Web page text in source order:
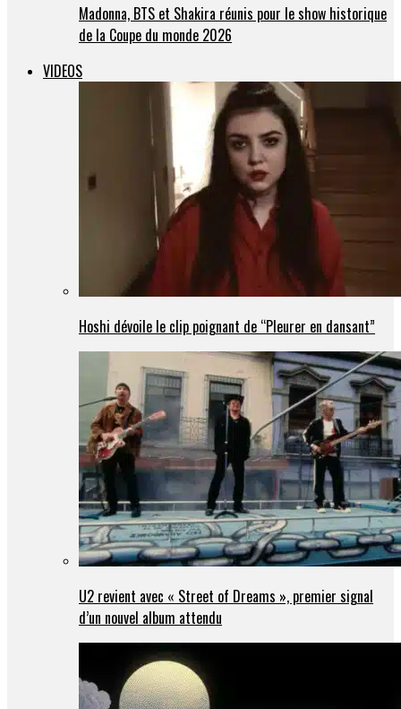
Madonna, BTS et Shakira réunis pour le show historique
de la Coupe du monde 2026
VIDEOS
Hoshi dévoile le clip poignant de “Pleurer en dansant”
U2 revient avec « Street of Dreams », premier signal
d’un nouvel album attendu